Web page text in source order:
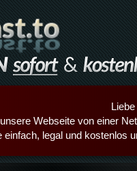
Webseite von einer
einfach, legal und kostenlos